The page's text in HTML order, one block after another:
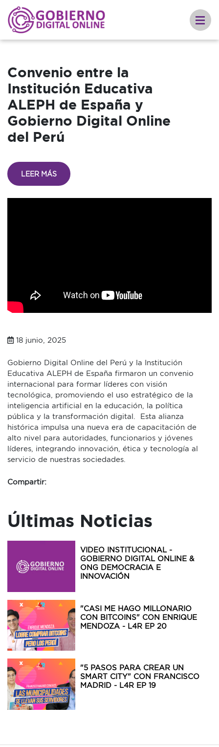
Convenio entre la
Institución Educativa
ALEPH de España y
Gobierno Digital Online
del Perú
LEER MÁS
18 junio, 2025
Gobierno Digital Online del Perú y la Institución
Educativa ALEPH de España firmaron un convenio
internacional para formar líderes con visión
tecnológica, promoviendo el uso estratégico de la
inteligencia artificial en la educación, la política
pública y la transformación digital. Esta alianza
histórica impulsa una nueva era de capacitación de
alto nivel para autoridades, funcionarios y jóvenes
líderes, integrando innovación, ética y tecnología al
servicio de nuestras sociedades.
Compartir:
Últimas Noticias
VIDEO INSTITUCIONAL -
GOBIERNO DIGITAL ONLINE &
ONG DEMOCRACIA E
INNOVACIÓN
"CASI ME HAGO MILLONARIO
CON BITCOINS" CON ENRIQUE
MENDOZA - L4R EP 20
"5 PASOS PARA CREAR UN
SMART CITY" CON FRANCISCO
MADRID - L4R EP 19